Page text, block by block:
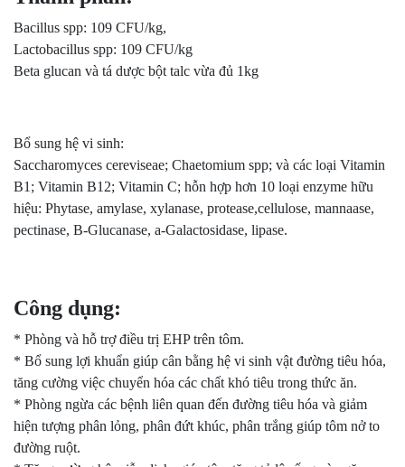
Bacillus spp: 109 CFU/kg,
Lactobacillus spp: 109 CFU/kg
Beta glucan và tá dược bột talc vừa đủ 1kg
Bổ sung hệ vi sinh:
Saccharomyces cereviseae; Chaetomium spp; và các loại Vitamin
B1; Vitamin B12; Vitamin C; hỗn hợp hơn 10 loại enzyme hữu
hiệu: Phytase, amylase, xylanase, protease,cellulose, mannaase,
pectinase, B-Glucanase, a-Galactosidase, lipase.
Công dụng:
* Phòng và hỗ trợ điều trị EHP trên tôm.
* Bổ sung lợi khuẩn giúp cân bằng hệ vi sinh vật đường tiêu hóa,
tăng cường việc chuyển hóa các chất khó tiêu trong thức ăn.
* Phòng ngừa các bệnh liên quan đến đường tiêu hóa và giảm
hiện tượng phân lỏng, phân đứt khúc, phân trắng giúp tôm nở to
đường ruột.